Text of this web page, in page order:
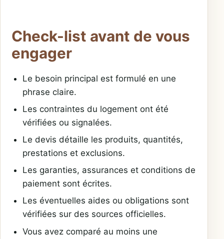
Check-list avant de vous
engager
Le besoin principal est formulé en une
phrase claire.
Les contraintes du logement ont été
vérifiées ou signalées.
Le devis détaille les produits, quantités,
prestations et exclusions.
Les garanties, assurances et conditions de
paiement sont écrites.
Les éventuelles aides ou obligations sont
vérifiées sur des sources officielles.
Vous avez comparé au moins une